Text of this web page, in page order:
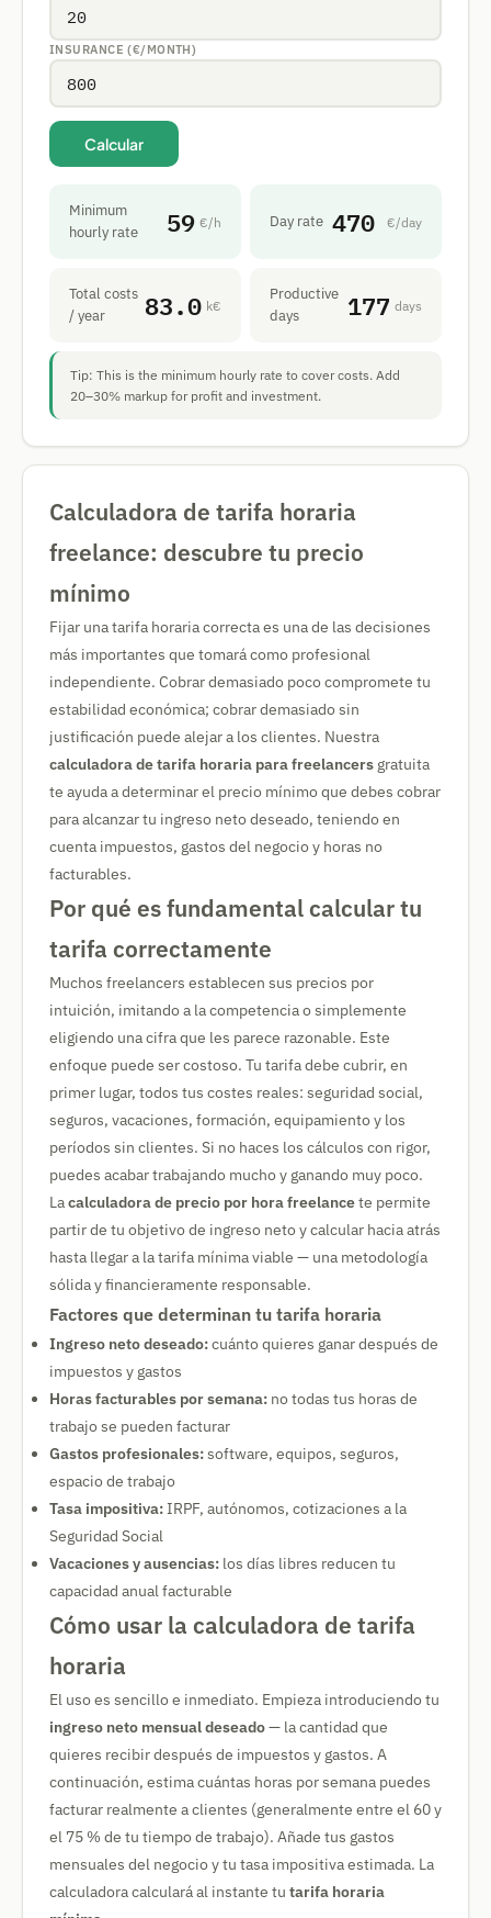
INSURANCE (€/MONTH)
Calcular
Minimum
hourly rate
59 €/h Day rate 470 €/day
Total costs
/ year
83.0 k€
Productive
days
177 days
Tip: This is the minimum hourly rate to cover costs. Add
20–30% markup for profit and investment.
Calculadora de tarifa horaria
freelance: descubre tu precio
mínimo
Fijar una tarifa horaria correcta es una de las decisiones
más importantes que tomará como profesional
independiente. Cobrar demasiado poco compromete tu
estabilidad económica; cobrar demasiado sin
justificación puede alejar a los clientes. Nuestra
calculadora de tarifa horaria para freelancers gratuita
te ayuda a determinar el precio mínimo que debes cobrar
para alcanzar tu ingreso neto deseado, teniendo en
cuenta impuestos, gastos del negocio y horas no
facturables.
Por qué es fundamental calcular tu
tarifa correctamente
Muchos freelancers establecen sus precios por
intuición, imitando a la competencia o simplemente
eligiendo una cifra que les parece razonable. Este
enfoque puede ser costoso. Tu tarifa debe cubrir, en
primer lugar, todos tus costes reales: seguridad social,
seguros, vacaciones, formación, equipamiento y los
períodos sin clientes. Si no haces los cálculos con rigor,
puedes acabar trabajando mucho y ganando muy poco.
Lacalculadora de precio por hora freelancete permite
partir de tu objetivo de ingreso neto y calcular hacia atrás
hasta llegar a la tarifa mínima viable — una metodología
sólida y financieramente responsable.
Factores que determinan tu tarifa horaria
Ingreso neto deseado:cuánto quieres ganar después de
impuestos y gastos
Horas facturables por semana: no todas tus horas de
trabajo se pueden facturar
Gastos profesionales:software, equipos, seguros,
espacio de trabajo
Tasa impositiva:IRPF, autónomos, cotizaciones a la
Seguridad Social
Vacaciones y ausencias: los días libres reducen tu
capacidad anual facturable
Cómo usar la calculadora de tarifa
horaria
El uso es sencillo e inmediato. Empieza introduciendo tu
ingreso neto mensual deseado— la cantidad que
quieres recibir después de impuestos y gastos. A
continuación, estima cuántas horas por semana puedes
facturar realmente a clientes (generalmente entre el 60 y
el 75 % de tu tiempo de trabajo). Añade tus gastos
mensuales del negocio y tu tasa impositiva estimada. La
calculadora calculará al instante tu tarifa horaria